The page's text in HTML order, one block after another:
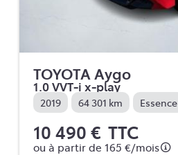
TOYOTA Aygo
1.0 VVT-i x-play
2019 64 301 km Essence
10 490 € TTC
ou à partir de 165 €/mois